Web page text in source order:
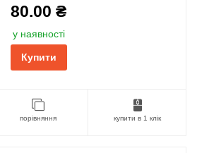
80.00 ₴
у наявності
Купити
порівняння купити в 1 клік